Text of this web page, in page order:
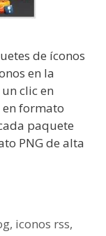
de íconos
en la
clic en
formato
paquete
PNG de alta
, iconos rss,